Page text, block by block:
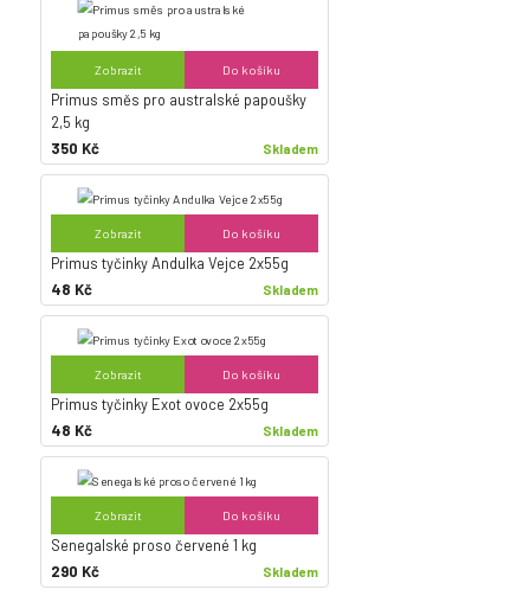
Zobrazit Do košíku
Primus směs pro australské papoušky
2,5 kg
350 Kč
Skladem
Zobrazit Do košíku
Primus tyčinky Andulka Vejce 2x55g
48 Kč
Skladem
Zobrazit Do košíku
Primus tyčinky Exot ovoce 2x55g
48 Kč
Skladem
Zobrazit Do košíku
Senegalské proso červené 1 kg
290 Kč
Skladem